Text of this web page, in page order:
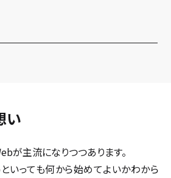
い
が主流になりつつあります。
いっても何から始めてよいかわから